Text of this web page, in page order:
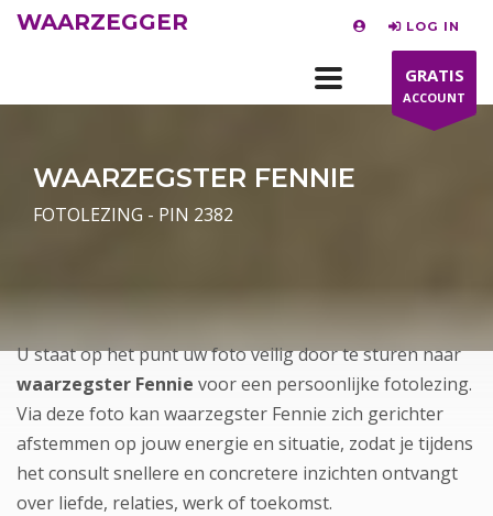
WAARZEGGER LOG IN
GRATIS
ACCOUNT
WAARZEGSTER FENNIE
FOTOLEZING - PIN 2382
U staat op het punt uw foto veilig door te sturen naar
waarzegster Fennie voor een persoonlijke fotolezing.
Via deze foto kan waarzegster Fennie zich gerichter
afstemmen op jouw energie en situatie, zodat je tijdens
het consult snellere en concretere inzichten ontvangt
over liefde, relaties, werk of toekomst.